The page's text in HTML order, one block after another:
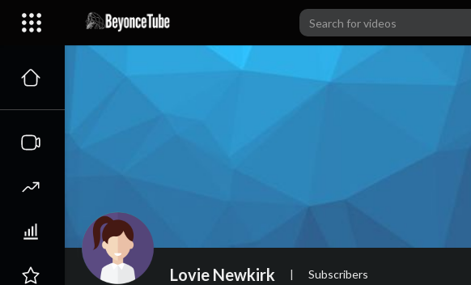
Lovie Newkirk | Subscribers